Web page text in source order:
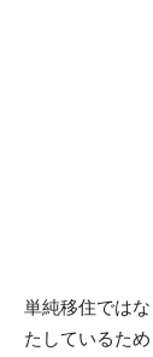
単純移住では
たしているた